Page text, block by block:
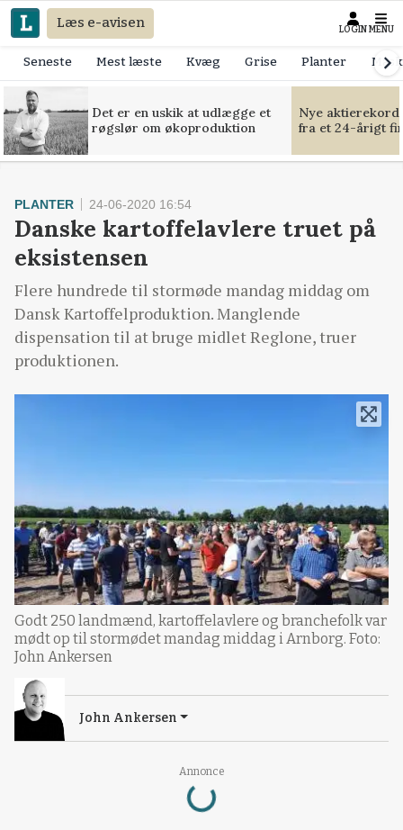
Læs e-avisen LOGIN MENU
Seneste Mest læste Kvæg Grise Planter
Det er en uskik at udlægge et
røgslør om økoproduktion
Nye
fra et 24-årigt
Annonce
Loading...
PLANTER 24-06-2020 16:54
Danske kartoffelavlere truet på
eksistensen
Flere hundrede til stormøde mandag middag om
Dansk Kartoffelproduktion. Manglende
dispensation til at bruge midlet Reglone, truer
produktionen.
Godt 250 landmænd, kartoffelavlere og branchefolk var
mødt op til stormødet mandag middag i Arnborg. Foto:
John Ankersen
John Ankersen